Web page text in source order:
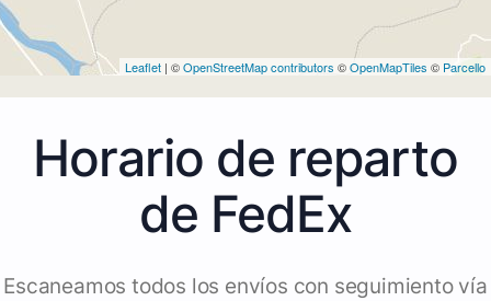
Leaflet | ©OpenStreetMap contributors ©OpenMapTiles © Parcello
Horario de reparto
de FedEx
Escaneamos todos los envíos con seguimiento vía